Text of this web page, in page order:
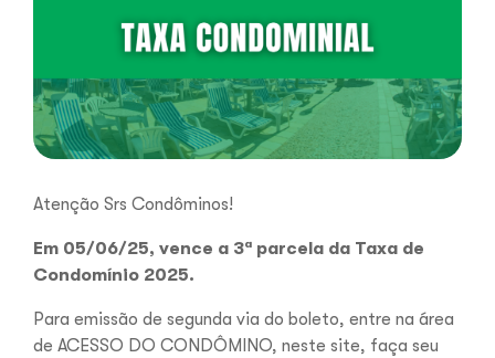
Atenção Srs Condôminos!
Em 05/06/25, vence a 3ª parcela da Taxa de
Condomínio 2025.
Para emissão de segunda via do boleto, entre na área
de ACESSO DO CONDÔMINO, neste site, faça seu